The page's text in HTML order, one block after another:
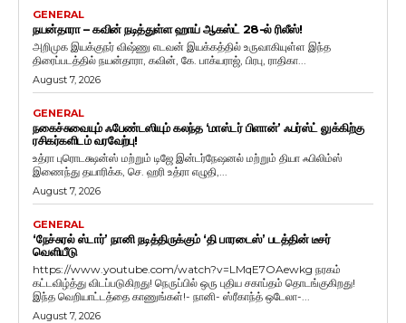
GENERAL
நயன்தாரா – கவின் நடித்துள்ள ஹாய் ஆகஸ்ட் 28-ல் ரிலீஸ்!
அறிமுக இயக்குநர் விஷ்ணு எடவன் இயக்கத்தில் உருவாகியுள்ள இந்த
திரைப்படத்தில் நயன்தாரா, கவின், கே. பாக்யராஜ், பிரபு, ராதிகா...
August 7, 2026
GENERAL
நகைச்சுவையும் ஃபேண்டஸியும் கலந்த ‘மாஸ்டர் பிளான்’ ஃபர்ஸ்ட் லுக்கிற்கு
ரசிகர்களிடம் வரவேற்பு!
உத்ரா புரொடக்ஷன்ஸ் மற்றும் டிஜே இன்டர்நேஷனல் மற்றும் தியா ஃபிலிம்ஸ்
இணைந்து தயாரிக்க, செ. ஹரி உத்ரா எழுதி,...
August 7, 2026
GENERAL
‘நேச்சுரல் ஸ்டார்’ நானி நடித்திருக்கும் ‘தி பாரடைஸ்’ படத்தின் டீசர்
வெளியீடு
https://www.youtube.com/watch?v=LMqE7OAewkg நரகம்
கட்டவிழ்த்து விடப்படுகிறது! நெருப்பில் ஒரு புதிய சகாப்தம் தொடங்குகிறது!
இந்த வெறியாட்டத்தை காணுங்கள்!- நானி- ஸ்ரீகாந்த் ஒடேலா-...
August 7, 2026